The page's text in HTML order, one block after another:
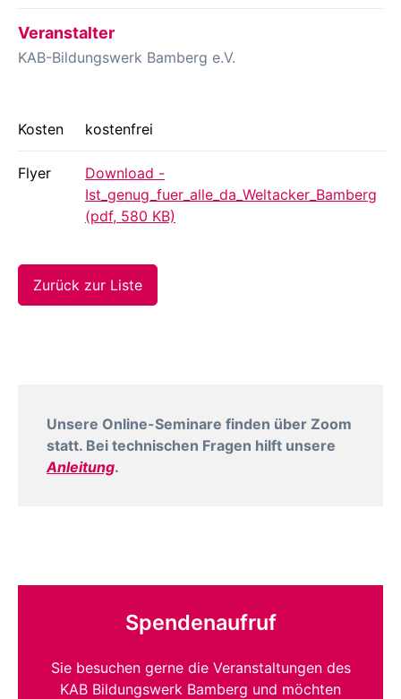
Veranstalter
KAB-Bildungswerk Bamberg e.V.
Kosten kostenfrei
Flyer
Download -
Ist_genug_fuer_alle_da_Weltacker_Bamberg
(pdf, 580 KB)
Zurück zur Liste
Unsere Online-Seminare finden über Zoom
statt. Bei technischen Fragen hilft unsere
Anleitung.
Spendenaufruf
Sie besuchen gerne die Veranstaltungen des
KAB Bildungswerk Bamberg und möchten